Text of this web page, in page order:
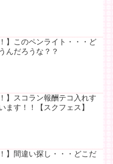
】このペンライト・・・ど
んだろうな？？
】スコラン報酬テコ入れす
ます！！【スクフェス】
】間違い探し・・・どこだ